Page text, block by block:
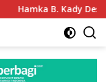
Desak Evaluasi